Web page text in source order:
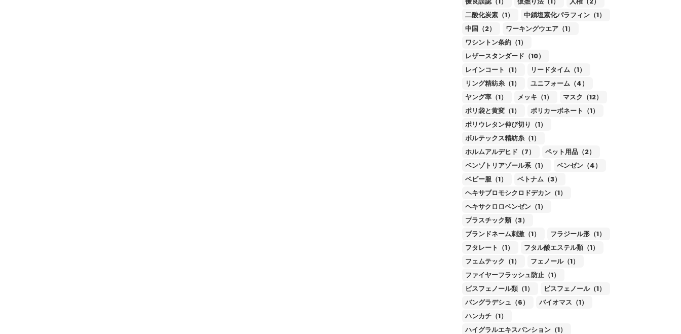
二酸化炭素（1）
中鎖塩素化パラフィン（1）
中国（2）
ワーキングウエア（1）
ワシントン条約（1）
レザースタンダード（10）
レインコート（1）
リードタイム（1）
リング精紡糸（1）
ユニフォーム（4）
ヤング率（1）
メッキ（1）
マスク（12）
ポリ袋と黄変（1）
ポリカーボネート（1）
ポリウレタン伸び切り（1）
ボルテックス精紡糸（1）
ホルムアルデヒド（7）
ペット用品（2）
ベンゾトリアゾール系（1）
ベンゼン（4）
ベビー服（1）
ベトナム（3）
ヘキサブロモシクロドデカン（1）
ヘキサクロロベンゼン（1）
プラスチック類（3）
ブランドネーム刺激（1）
フラジール形（1）
フタレート（1）
フタル酸エステル類（1）
フェムテック（1）
フェノール（1）
ファイヤーフラッシュ防止（1）
ビスフェノール類（1）
ビスフェノール（1）
バングラデシュ（6）
バイオマス（1）
ハンカチ（1）
ハイグラルエキスパンション（1）